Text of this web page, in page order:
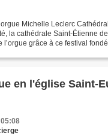
Michelle Leclerc
la cathédrale Saint-Étienne
l’orgue grâce à ce festival
en l'église Saint-